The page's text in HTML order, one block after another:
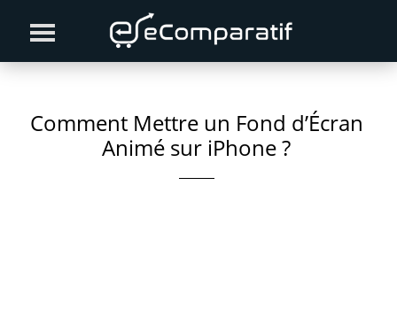
primary
content
primary
Comment Mettre un Fond d’Écran
Animé sur iPhone ?